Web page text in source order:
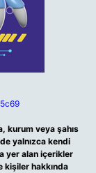
kurum veya şahıs
yalnızca kendi
yer alan içerikler
kişiler hakkında